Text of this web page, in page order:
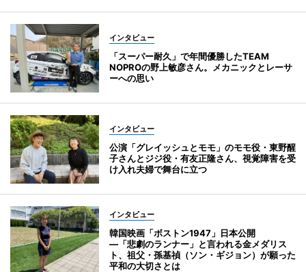
インタビュー
「スーパー耐久」で年間優勝したTEAM
NOPROの野上敏彦さん。メカニックとレーサ
ーへの思い
インタビュー
公演「グレイッシュとモモ」のモモ役・東野醒
子さんとジジ役・有友正隆さん、視覚障害を受
け入れ夫婦で舞台に立つ
インタビュー
韓国映画「ボストン1947」日本公開
―「悲劇のランナー」と言われる金メダリス
ト、祖父・孫基禎（ソン・ギジョン）が願った
平和の大切さとは